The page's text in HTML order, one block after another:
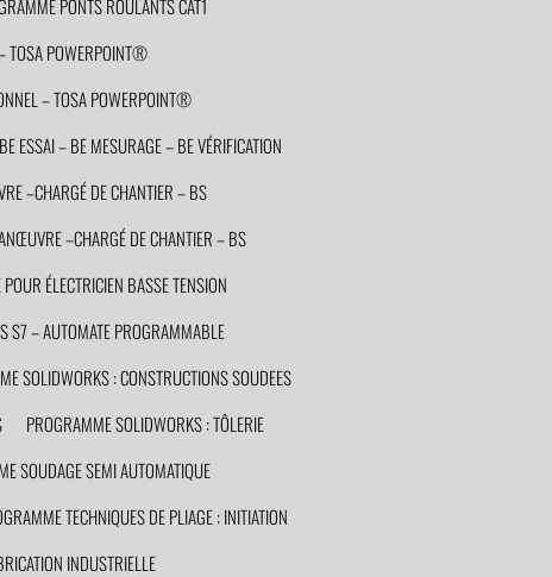
PONTS ROULANTS CAT1
TOSA POWERPOINT®
– TOSA POWERPOINT®
ESSAI – BE MESURAGE – BE VÉRIFICATION
–CHARGÉ DE CHANTIER – BS
–CHARGÉ DE CHANTIER – BS
ÉLECTRICIEN BASSE TENSION
S7 – AUTOMATE PROGRAMMABLE
SOLIDWORKS : CONSTRUCTIONS SOUDEES
PROGRAMME SOLIDWORKS : TÔLERIE
SOUDAGE SEMI AUTOMATIQUE
TECHNIQUES DE PLIAGE : INITIATION
INDUSTRIELLE